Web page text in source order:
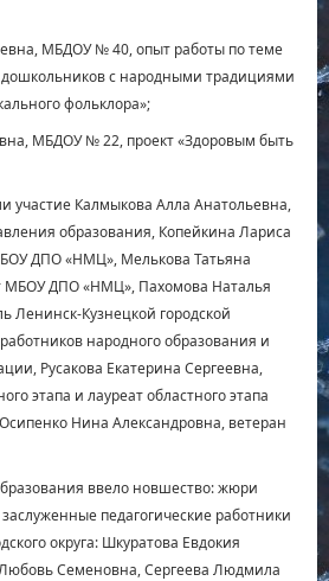
МБДОУ № 40, опыт работы по теме
с народными традициями
фольклора»;
МБДОУ № 22, проект «Здоровым быть
участие Калмыкова Алла Анатольевна,
образования, Копейкина Лариса
ДПО «НМЦ», Мелькова Татьяна
МБОУ ДПО «НМЦ», Пахомова Наталья
Ленинск-Кузнецкой городской
народного образования и
Русакова Екатерина Сергеевна,
этапа и лауреат областного этапа
Нина Александровна, ветеран
ввело новшество: жюри
педагогические работники
округа: Шкуратова Евдокия
Семеновна, Сергеева Людмила